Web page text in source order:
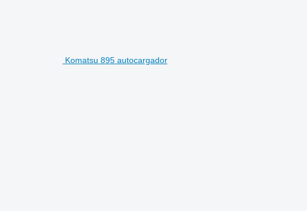
Komatsu 895 autocargador